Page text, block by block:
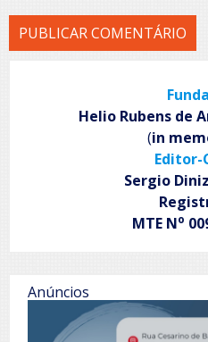
Helio Rubens de
(in
Editor-
Sergio
MTE No
Anúncios